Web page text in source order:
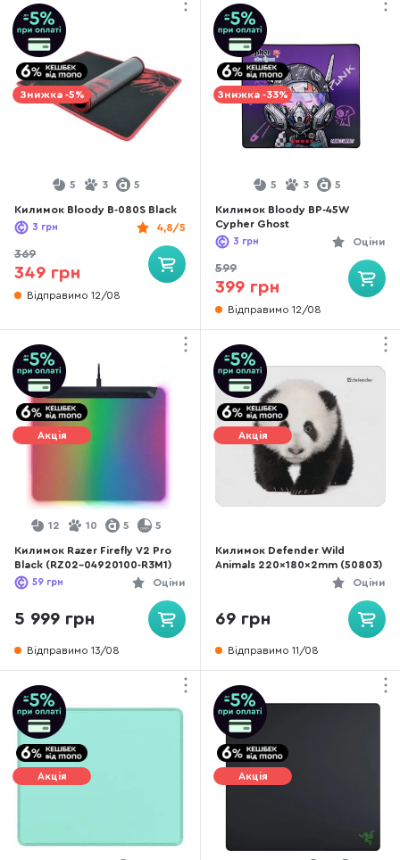
Знижка -5%
5 3 5
Килимок Bloody B-080S Black
4,8/5
3 грн
369
349 грн
Відправимо 12/08
Знижка -33%
5 3 5
Килимок Bloody BP-45W
Cypher Ghost
Оціни
3 грн
599
399 грн
Відправимо 12/08
Акція
12 10 5 5
Килимок Razer Firefly V2 Pro
Black (RZ02-04920100-R3M1)
Оціни
59 грн
5 999 грн
Відправимо 13/08
Акція
Килимок Defender Wild
Animals 220x180x2mm (50803)
Оціни
69 грн
Відправимо 11/08
Акція Акція